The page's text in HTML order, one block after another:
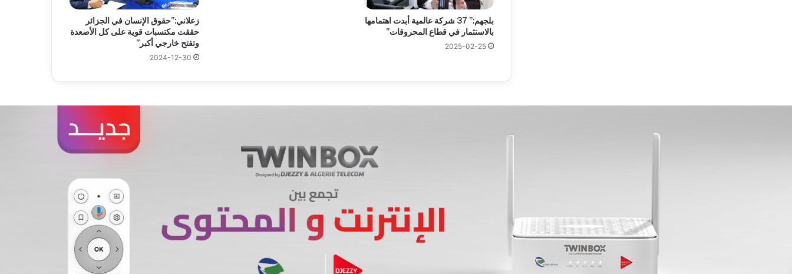
بلجهم:” 37 شركة عالمية أبدت اهتمامها
بالاستثمار في قطاع المحروقات”
2025-02-25
زعلاني:”حقوق الإنسان في الجزائر
حققت مكتسبات قوية على كل الأصعدة
وتفتح خارجي أكبر”
2024-12-30